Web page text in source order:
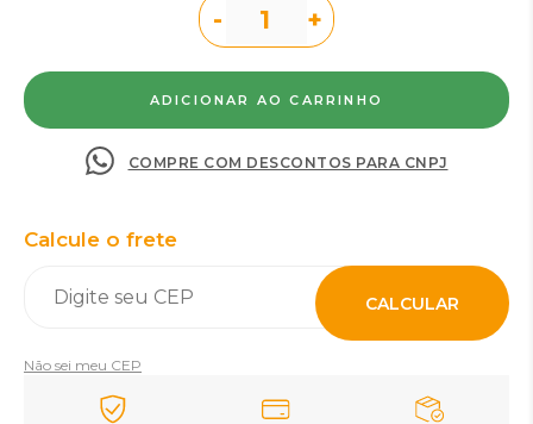
- +
COMPRE COM DESCONTOS PARA CNPJ
Calcule o frete
CALCULAR
Não sei meu CEP